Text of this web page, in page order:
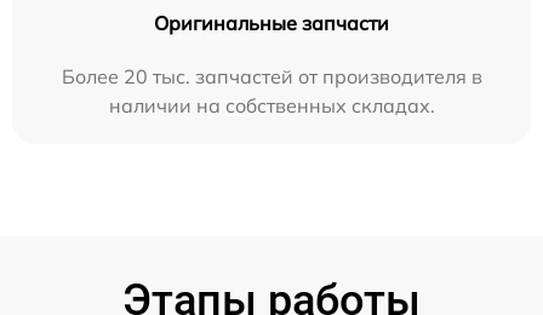
Оригинальные запчасти
Более 20 тыс. запчастей от производителя в
наличии на собственных складах.
Этапы работы